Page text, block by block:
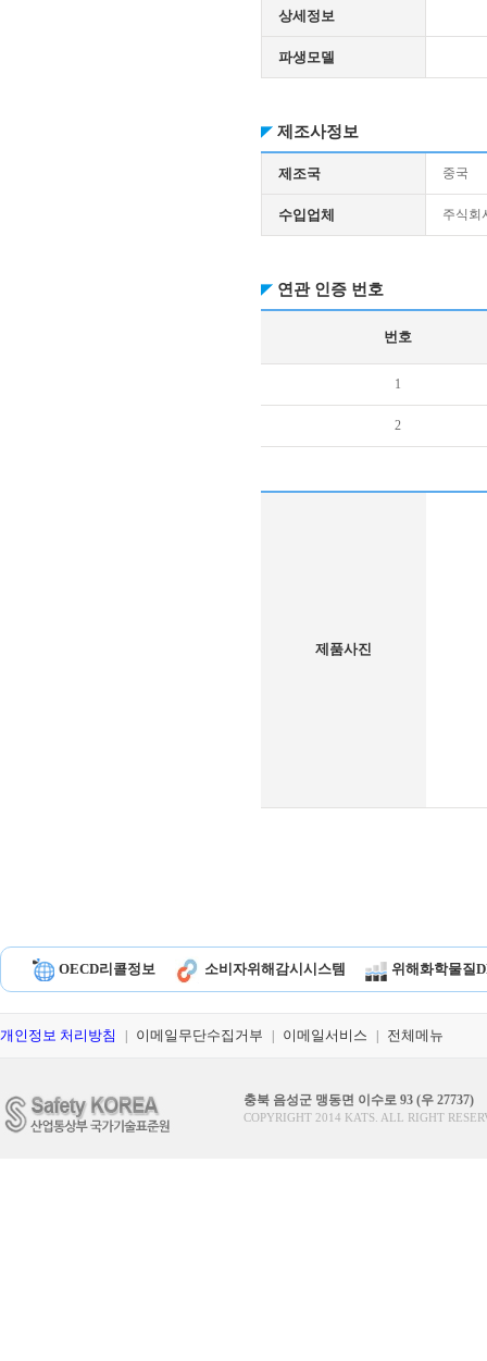
상세정보
파생모델
제조사정보
제조국 중국
수입업체 주식회
연관 인증 번호
번호
1
2
제품사진
OECD리콜정보 소비자위해감시시스템 위해화학물질
개인정보 처리방침 이메일무단수집거부 이메일서비스 전체메뉴
충북 음성군 맹동면 이수로 93 (우 27737)
COPYRIGHT 2014 KATS. ALL RIGHT